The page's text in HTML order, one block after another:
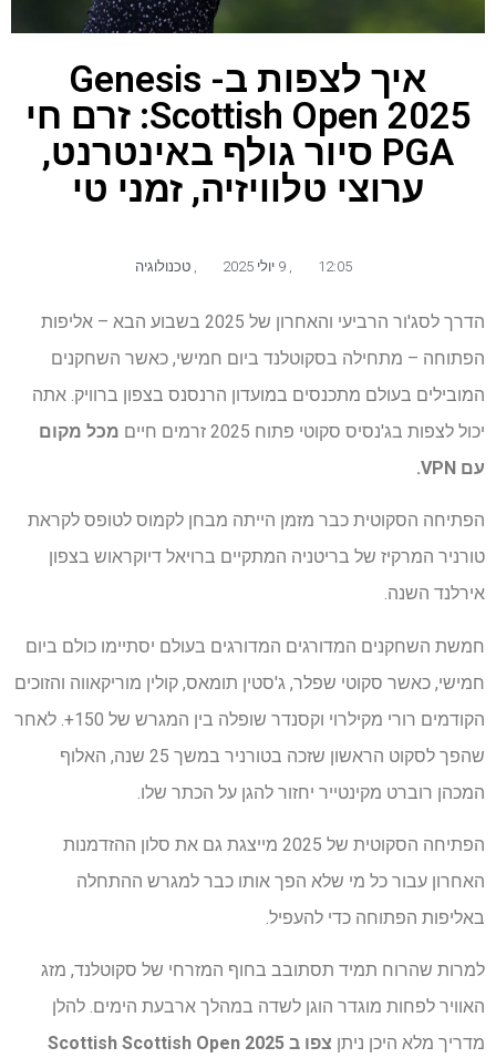
איך לצפות ב- Genesis
Scottish Open 2025: זרם חי
PGA סיור גולף באינטרנט,
ערוצי טלוויזיה, זמני טי
12:05 טכנולוגיה
הדרך לסג'ור הרביעי והאחרון של 2025 בשבוע הבא – אליפות
הפתוחה – מתחילה בסקוטלנד ביום חמישי, כאשר השחקנים
המובילים בעולם מתכנסים במועדון הרנסנס בצפון ברוויק. אתה
יכול לצפות בג'נסיס סקוטי פתוח 2025 זרמים חיים
מכל מקום
עם VPN.
הפתיחה הסקוטית כבר מזמן הייתה מבחן לקמוס לטופס לקראת
טורניר המרקיז של בריטניה המתקיים ברויאל דיוקראוש בצפון
אירלנד השנה.
חמשת השחקנים המדורגים המדורגים בעולם יסתיימו כולם ביום
חמישי, כאשר סקוטי שפלר, ג'סטין תומאס, קולין מוריקאווה והזוכים
הקודמים רורי מקילרוי וקסנדר שופלה בין המגרש של 150+. לאחר
שהפך לסקוט הראשון שזכה בטורניר במשך 25 שנה, האלוף
המכהן רוברט מקינטייר יחזור להגן על הכתר שלו.
הפתיחה הסקוטית של 2025 מייצגת גם את סלון ההזדמנות
האחרון עבור כל מי שלא הפך אותו כבר למגרש ההתחלה
באליפות הפתוחה כדי להעפיל.
למרות שהרוח תמיד תסתובב בחוף המזרחי של סקוטלנד, מזג
האוויר לפחות מוגדר הוגן לשדה במהלך ארבעת הימים. להלן
מדריך מלא היכן ניתן
צפו ב 2025 Scottish Scottish Open